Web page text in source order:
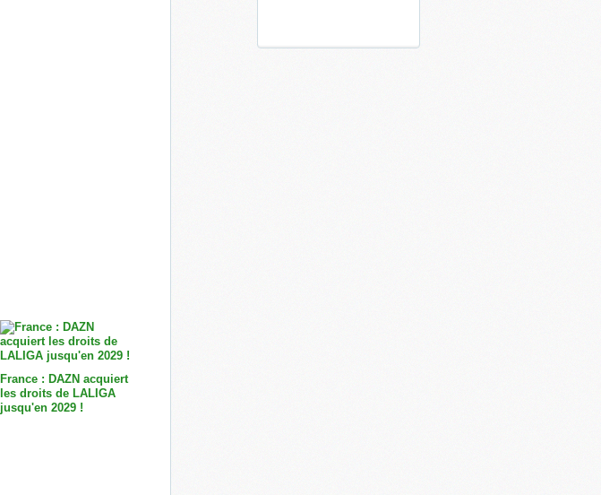
France : DAZN acquiert
les droits de LALIGA
jusqu'en 2029 !